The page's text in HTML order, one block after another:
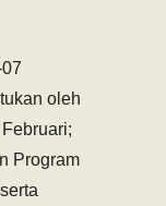
oleh
Program